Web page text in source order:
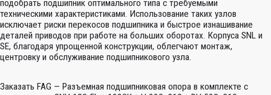
подобрать подшипник оптимального типа с требуемыми
техническими характеристиками. Использование таких узлов
исключает риски перекосов подшипника и быстрое изнашивание
деталей приводов при работе на больших оборотах. Корпуса SNL и
SE, благодаря упрощенной конструкции, облегчают монтаж,
центровку и обслуживание подшипникового узла.
Заказать FAG — Разъемная подшипниковая опора в комплекте с